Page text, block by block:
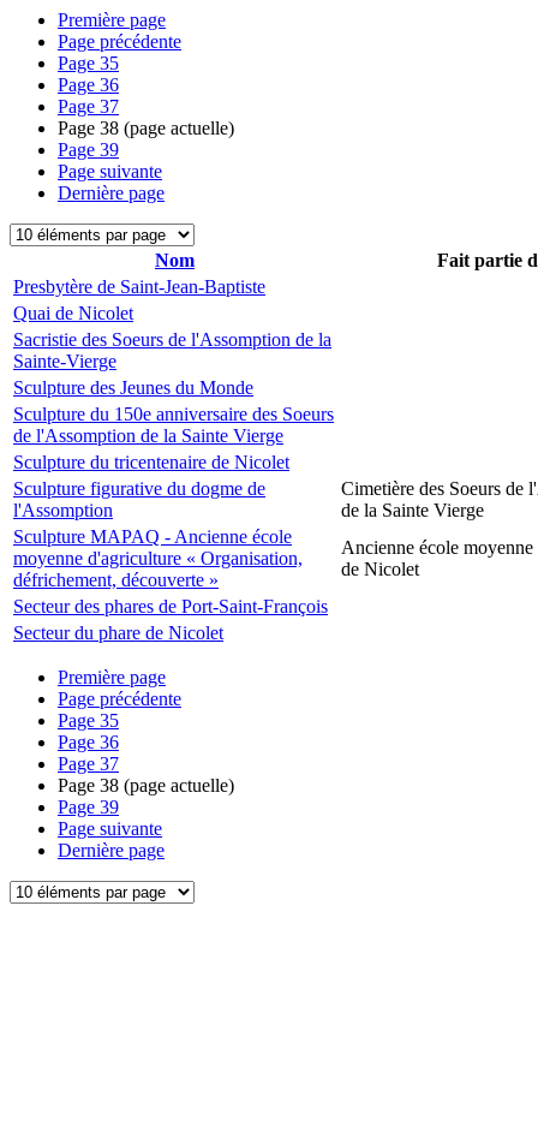
Première page
Page précédente
Page 35
Page 36
Page 37
Page 38 (page actuelle)
Page 39
Page suivante
Dernière page
Nom
Fait partie
Presbytère de Saint-Jean-Baptiste
Quai de Nicolet
Sacristie des Soeurs de l'Assomption de la
Sainte-Vierge
Sculpture des Jeunes du Monde
Sculpture du 150e anniversaire des Soeurs
de l'Assomption de la Sainte Vierge
Sculpture du tricentenaire de Nicolet
Sculpture figurative du dogme de
l'Assomption
Cimetière des Soeurs de
de la Sainte Vierge
Sculpture MAPAQ - Ancienne école
moyenne d'agriculture « Organisation,
défrichement, découverte »
Ancienne école
de Nicolet
Secteur des phares de Port-Saint-François
Secteur du phare de Nicolet
Première page
Page précédente
Page 35
Page 36
Page 37
Page 38 (page actuelle)
Page 39
Page suivante
Dernière page